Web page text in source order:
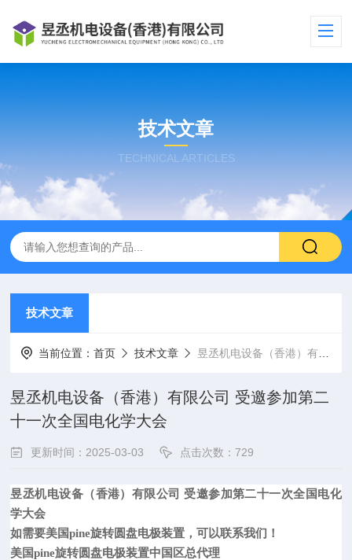
技术文章
TECHNICAL ARTICLES
技术文章
当前位置：首页 技术文章 昱丞机电设备（香港）有限公司 受邀参加​第二十一次全国电化学大会
昱丞机电设备（香港）有限公司 受邀参加​第二
十一次全国电化学大会
更新时间：2025-03-03 点击次数：729
昱丞机电设备（香港）有限公司 受邀参加第二十一次全国电化
学大会
如需要美国pine旋转圆盘电极装置，可以联系我们！
美国pine旋转圆盘电极装置中国区总代理